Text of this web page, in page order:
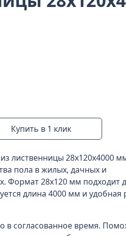
Купить в 1 клик
лиственницы 28x120x4000
пола в жилых, дачных и
Формат 28x120 мм подходит
длина 4000 мм и удобная
в согласованное время.